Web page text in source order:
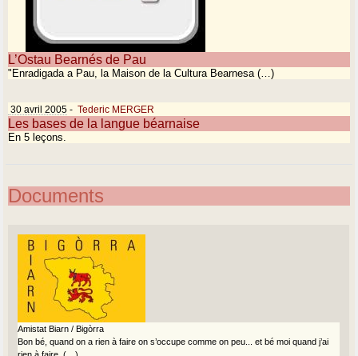
L’Ostau Bearnés de Pau
"Enradigada a Pau, la Maison de la Cultura Bearnesa (…)
30 avril 2005 - Tederic MERGER
Les bases de la langue béarnaise
En 5 leçons.
Documents
Amistat Biarn / Bigòrra
Bon bé, quand on a rien à faire on s’occupe comme on peu... et bé moi quand j’ai